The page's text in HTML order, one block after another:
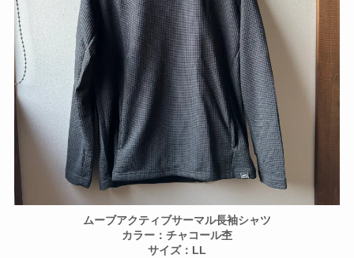
ムーブアクティブサーマル長袖シャツ
カラー：チャコール杢
サイズ：LL